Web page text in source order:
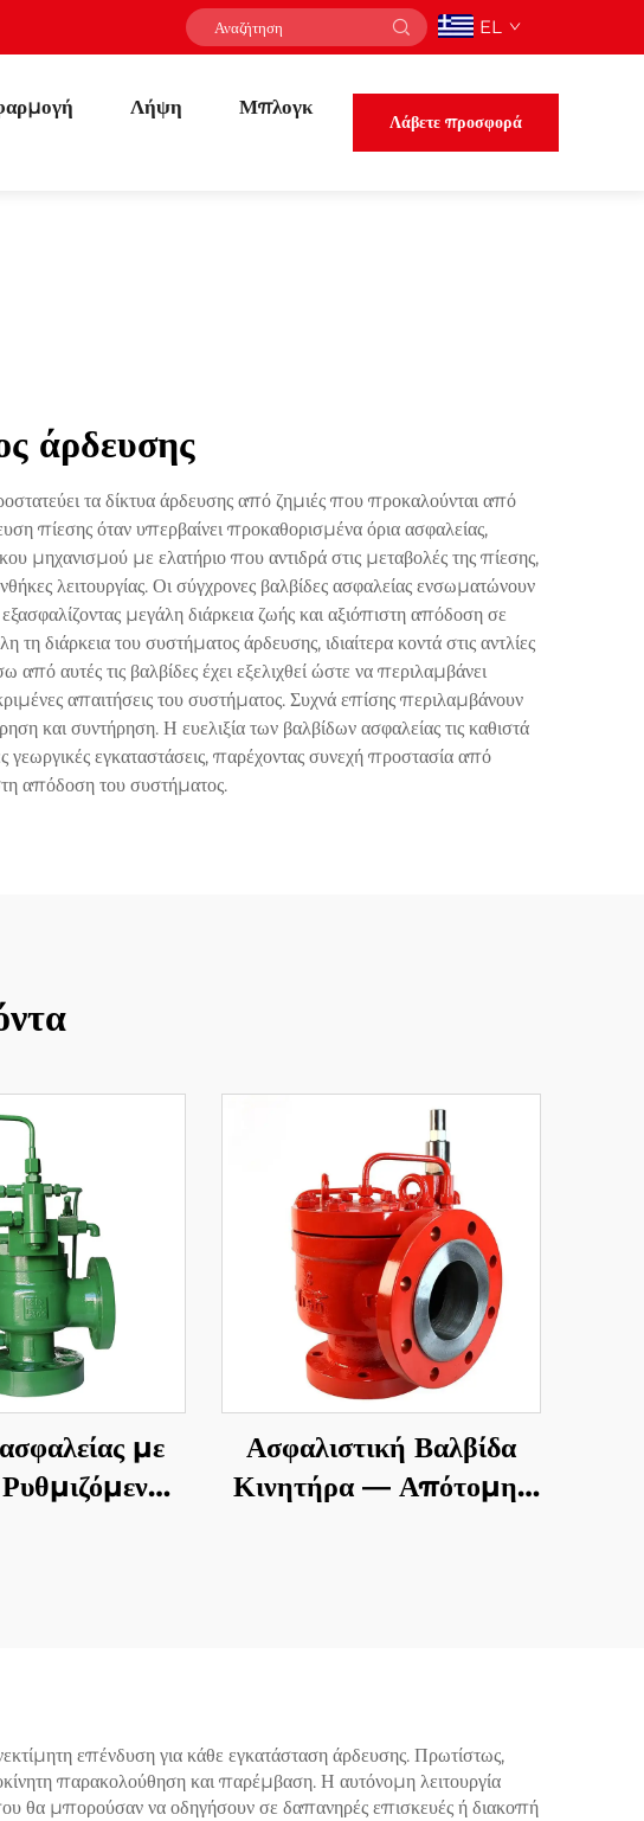
EL
Λήψη
Μπλογκ
Λάβετε προσφορά
άρδευσης
τα δίκτυα άρδευσης από ζημιές που προκαλούνται από
πίεσης όταν υπερβαίνει προκαθορισμένα όρια ασφαλείας,
μηχανισμού με ελατήριο που αντιδρά στις μεταβολές της πίεσης,
λειτουργίας. Οι σύγχρονες βαλβίδες ασφαλείας ενσωματώνουν
μεγάλη διάρκεια ζωής και αξιόπιστη απόδοση σε
διάρκεια του συστήματος άρδευσης, ιδιαίτερα κοντά στις αντλίες
αυτές τις βαλβίδες έχει εξελιχθεί ώστε να περιλαμβάνει
απαιτήσεις του συστήματος. Συχνά επίσης περιλαμβάνουν
και συντήρηση. Η ευελιξία των βαλβίδων ασφαλείας τις καθιστά
εγκαταστάσεις, παρέχοντας συνεχή προστασία από
απόδοση του συστήματος.
με
Ασφαλιστική Βαλβίδα
Κινητήρα — Απότομης
επένδυση για κάθε εγκατάσταση άρδευσης. Πρωτίστως,
παρακολούθηση και παρέμβαση. Η αυτόνομη λειτουργία
θα μπορούσαν να οδηγήσουν σε δαπανηρές επισκευές ή διακοπή